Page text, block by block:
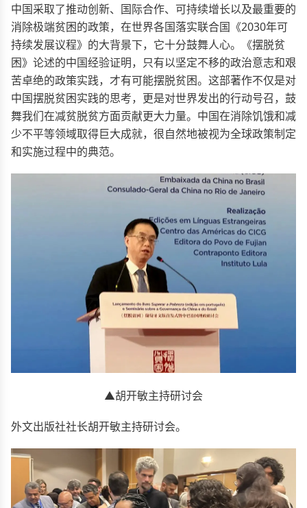
中国采取了推动创新、国际合作、可持续增长以及最重要的
消除极端贫困的政策，在世界各国落实联合国《2030年可
持续发展议程》的大背景下，它十分鼓舞人心。《摆脱贫
困》论述的中国经验证明，只有以坚定不移的政治意志和艰
苦卓绝的政策实践，才有可能摆脱贫困。这部著作不仅是对
中国摆脱贫困实践的思考，更是对世界发出的行动号召，鼓
舞我们在减贫脱贫方面贡献更大力量。中国在消除饥饿和减
少不平等领域取得巨大成就，很自然地被视为全球政策制定
和实施过程中的典范。
▲胡开敏主持研讨会
外文出版社社长胡开敏主持研讨会。